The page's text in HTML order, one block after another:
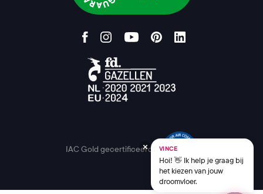
IAC Gold gecertificeerd VINCE
Hoi! 👋 Ik help je graag bij
het kiezen van jouw
droomvloer.